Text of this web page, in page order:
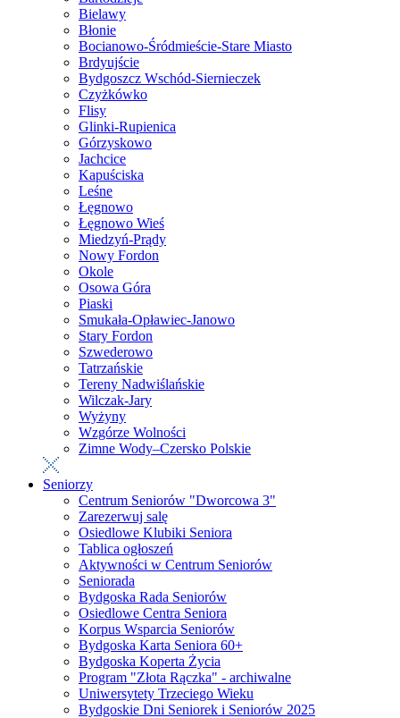
Bielawy
Błonie
Bocianowo-Śródmieście-Stare Miasto
Brdyujście
Bydgoszcz Wschód-Siernieczek
Czyżkówko
Flisy
Glinki-Rupienica
Górzyskowo
Jachcice
Kapuściska
Leśne
Łęgnowo
Łęgnowo Wieś
Miedzyń-Prądy
Nowy Fordon
Okole
Osowa Góra
Piaski
Smukała-Opławiec-Janowo
Stary Fordon
Szwederowo
Tatrzańskie
Tereny Nadwiślańskie
Wilczak-Jary
Wyżyny
Wzgórze Wolności
Zimne Wody–Czersko Polskie
Seniorzy
Centrum Seniorów "Dworcowa 3"
Zarezerwuj salę
Osiedlowe Klubiki Seniora
Tablica ogłoszeń
Aktywności w Centrum Seniorów
Seniorada
Bydgoska Rada Seniorów
Osiedlowe Centra Seniora
Korpus Wsparcia Seniorów
Bydgoska Karta Seniora 60+
Bydgoska Koperta Życia
Program "Złota Rączka" - archiwalne
Uniwersytety Trzeciego Wieku
Bydgoskie Dni Seniorek i Seniorów 2025